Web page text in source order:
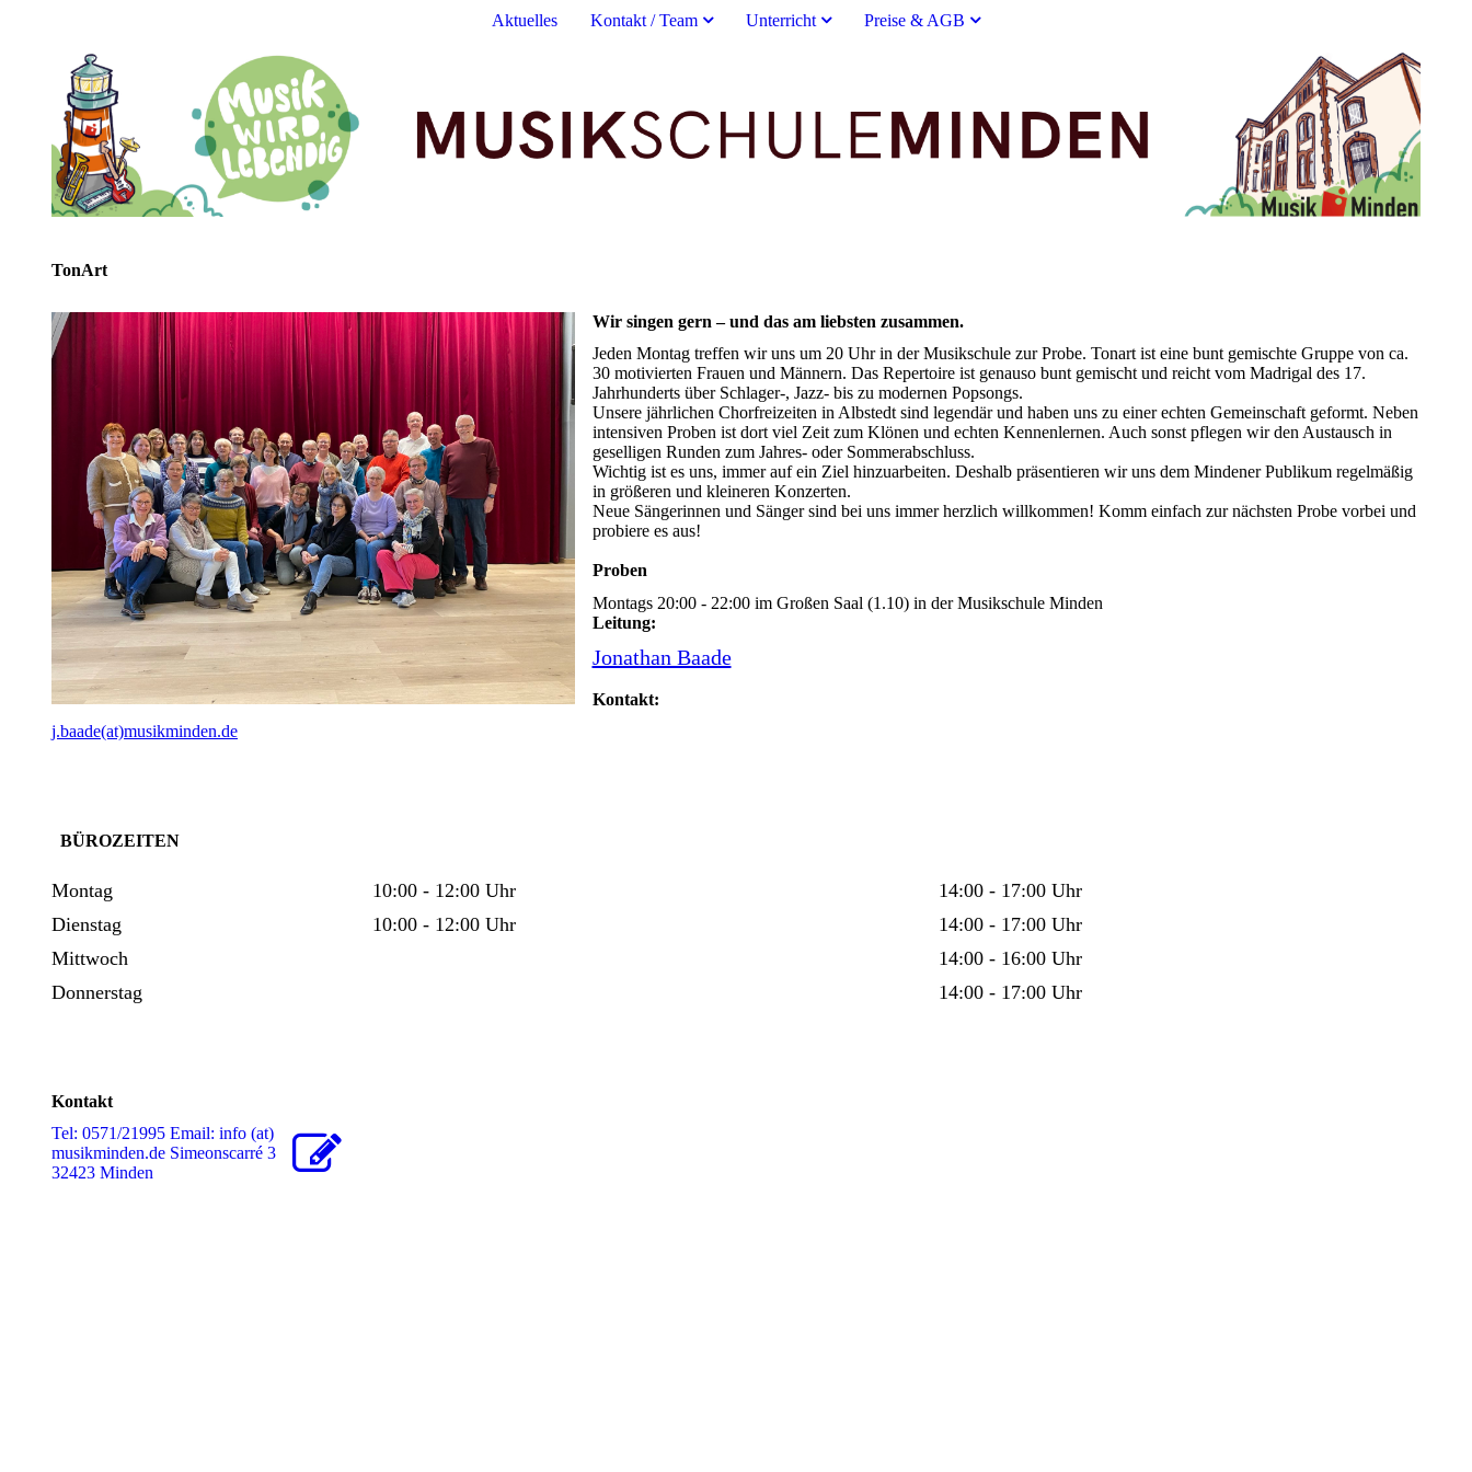
Aktuelles Kontakt / Team Unterricht Preise & AGB
TonArt
Wir singen gern – und das am liebsten zusammen.
Jeden Montag treffen wir uns um 20 Uhr in der Musikschule zur Probe. Tonart ist eine bunt gemischte Gruppe von ca.
30 motivierten Frauen und Männern. Das Repertoire ist genauso bunt gemischt und reicht vom Madrigal des 17.
Jahrhunderts über Schlager-, Jazz- bis zu modernen Popsongs.
Unsere jährlichen Chorfreizeiten in Albstedt sind legendär und haben uns zu einer echten Gemeinschaft geformt. Neben
intensiven Proben ist dort viel Zeit zum Klönen und echten Kennenlernen. Auch sonst pflegen wir den Austausch in
geselligen Runden zum Jahres- oder Sommerabschluss.
Wichtig ist es uns, immer auf ein Ziel hinzuarbeiten. Deshalb präsentieren wir uns dem Mindener Publikum regelmäßig
in größeren und kleineren Konzerten.
Neue Sängerinnen und Sänger sind bei uns immer herzlich willkommen! Komm einfach zur nächsten Probe vorbei und
probiere es aus!
Proben
Montags 20:00 - 22:00 im Großen Saal (1.10) in der Musikschule Minden
Leitung:
Jonathan Baade
Kontakt:
j.baade(at)musikminden.de
BÜROZEITEN
Montag 10:00 - 12:00 Uhr
14:00 - 17:00 Uhr
​Dienstag
10:00 - 12:00 Uhr
14:00 - 17:00 Uhr
Mittwoch
14:00 - 16:00 Uhr
Donnerstag
14:00 - 17:00 Uhr
Kontakt
Tel: 0571/21995 Email: info (at)
musikminden.de Simeonscarré 3
32423 Minden